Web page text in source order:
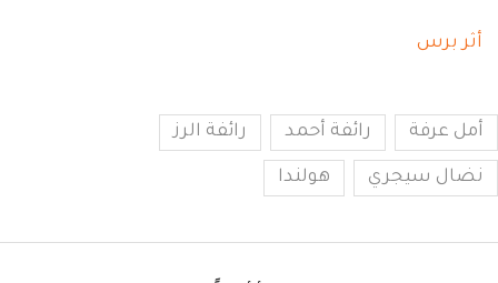
أثر برس
أمل عرفة رائفة أحمد رائفة الرز
نضال سيجري هولندا